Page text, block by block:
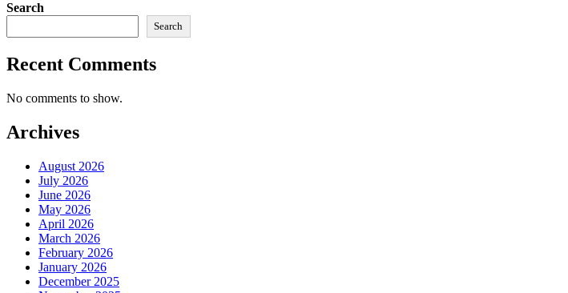
Search
Search
Recent Comments
No comments to show.
Archives
August 2026
July 2026
June 2026
May 2026
April 2026
March 2026
February 2026
January 2026
December 2025